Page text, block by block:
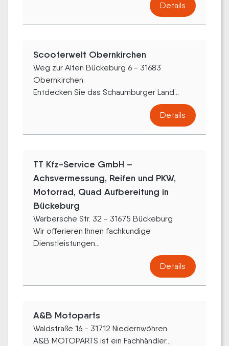
Details
Scooterwelt Obernkirchen
Weg zur Alten Bückeburg 6 - 31683
Obernkirchen
Entdecken Sie das Schaumburger Land...
Details
TT Kfz-Service GmbH –
Achsvermessung, Reifen und PKW,
Motorrad, Quad Aufbereitung in
Bückeburg
Warbersche Str. 32 - 31675 Bückeburg
Wir offerieren Ihnen fachkundige
Dienstleistungen...
Details
A&B Motoparts
Waldstraße 16 - 31712 Niedernwöhren
A&B MOTOPARTS ist ein Fachhändler...